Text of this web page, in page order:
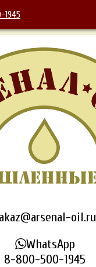
1945
oil.ru
WhatsApp
8-800-500-1945